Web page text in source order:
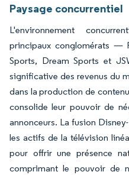
Paysage concurrentiel
L'environnement
principaux conglomérats —
Sports, Dream Sports et
significative des revenus du
dans la production de
consolide leur pouvoir de
annonceurs. La fusion
les actifs de la télévision
pour offrir une présence
comprimant le pouvoir de